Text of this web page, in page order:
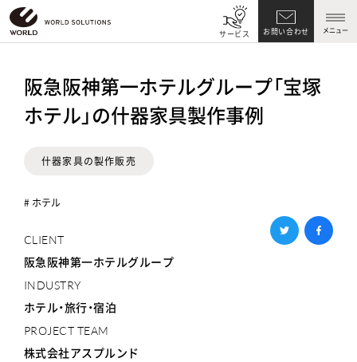
サービス お問い合わせ メニュー
阪急阪神第一ホテルグループ「宝塚
ホテル」の什器家具製作事例
什器家具の製作販売
# ホテル
CLIENT
阪急阪神第一ホテルグループ
INDUSTRY
ホテル・旅行・宿泊
PROJECT TEAM
株式会社アスプルンド